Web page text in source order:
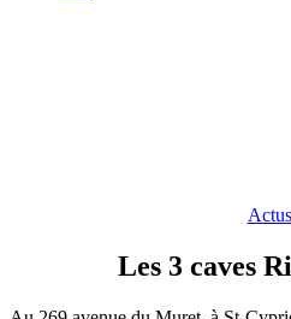
Actus
Les 3 caves